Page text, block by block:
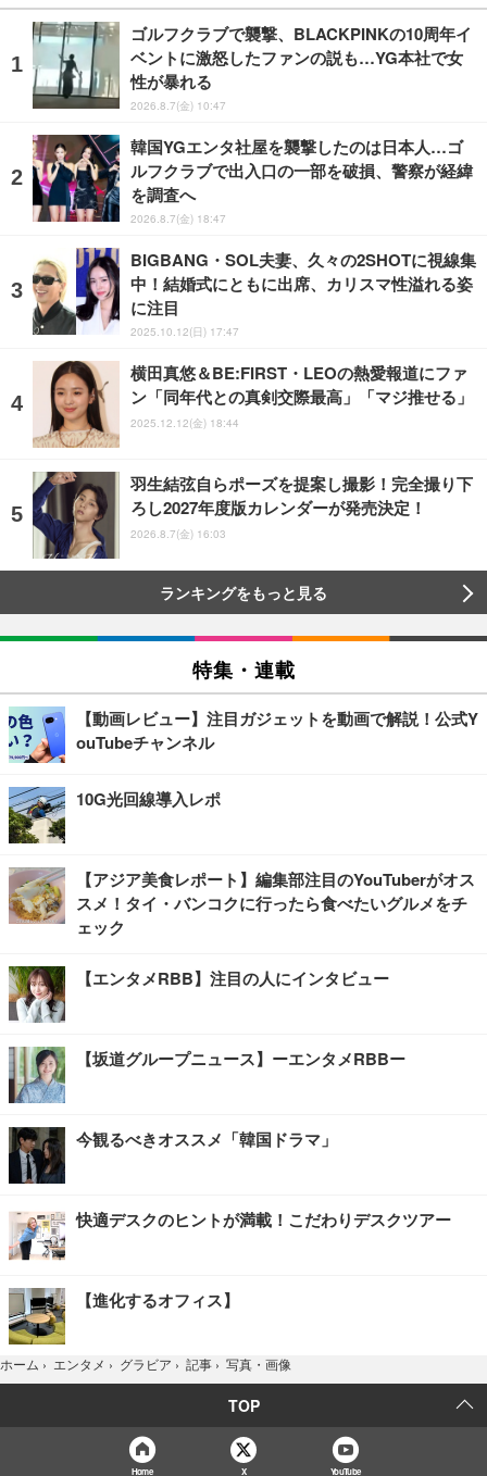
ゴルフクラブで襲撃、BLACKPINKの10周年イ
ベントに激怒したファンの説も…YG本社で女
性が暴れる
2026.8.7(金) 10:47
韓国YGエンタ社屋を襲撃したのは日本人…ゴ
ルフクラブで出入口の一部を破損、警察が経緯
を調査へ
2026.8.7(金) 18:47
BIGBANG・SOL夫妻、久々の2SHOTに視線集
中！結婚式にともに出席、カリスマ性溢れる姿
に注目
2025.10.12(日) 17:47
横田真悠＆BE:FIRST・LEOの熱愛報道にファ
ン「同年代との真剣交際最高」「マジ推せる」
2025.12.12(金) 18:44
羽生結弦自らポーズを提案し撮影！完全撮り下
ろし2027年度版カレンダーが発売決定！
2026.8.7(金) 16:03
ランキングをもっと見る
特集・連載
【動画レビュー】注目ガジェットを動画で解説！公式Y
ouTubeチャンネル
10G光回線導入レポ
【アジア美食レポート】編集部注目のYouTuberがオス
スメ！タイ・バンコクに行ったら食べたいグルメをチ
ェック
【エンタメRBB】注目の人にインタビュー
【坂道グループニュース】ーエンタメRBBー
今観るべきオススメ「韓国ドラマ」
快適デスクのヒントが満載！こだわりデスクツアー
【進化するオフィス】
ホーム › エンタメ › グラビア › 記事 › 写真・画像
TOP
Home X YouTube